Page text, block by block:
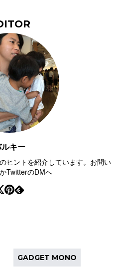
キー
ヒントを紹介しています。お問い
TwitterのDMへ
GADGET MONO